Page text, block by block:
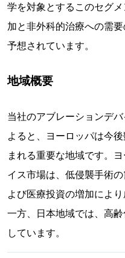
学を対象とするこのセグ
加と非外科的治療への需
予想されています。
地域概要
当社のアブレーションデ
よると、ヨーロッパは今
まれる重要な地域です。
イス市場は、低侵襲手術
よび医療投資の増加により
一方、日本地域では、高
しています。